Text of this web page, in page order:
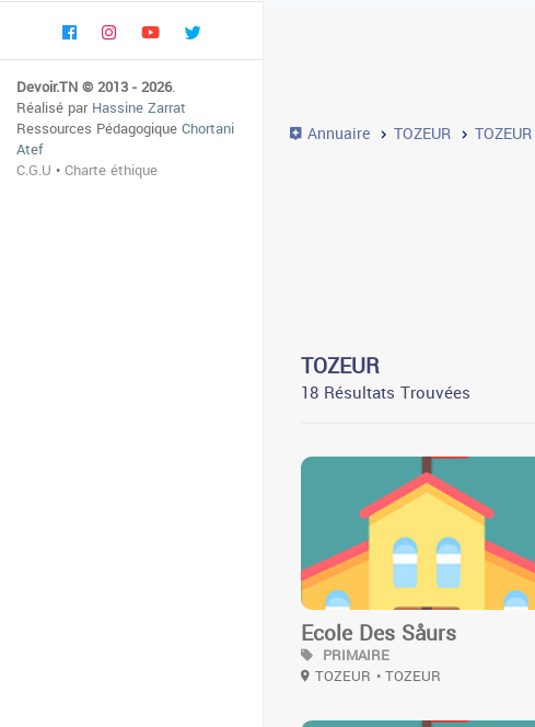
Devoir.TN © 2013 - 2026.
Réalisé parHassine Zarrat
Ressources PédagogiqueChortani
Atef
C.G.U •Charte éthique
Annuaire TOZEUR TOZEUR
TOZEUR
18 Résultats Trouvées
Ecole Des Såurs
PRIMAIRE
TOZEUR • TOZEUR